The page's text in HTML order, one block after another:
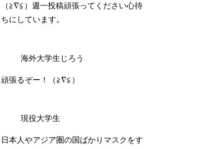
（≧∇≦）週一投稿頑張ってください心待
ちにしています。
海外大学生じろう
頑張るぞー！（≧∇≦）
現役大学生
日本人やアジア圏の国ばかりマスクをす